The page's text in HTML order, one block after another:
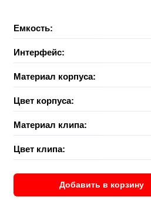
Емкость:
Интерфейс:
Материал корпуса:
Цвет корпуса:
Материал клипа:
Цвет клипа:
Добавить в корзину